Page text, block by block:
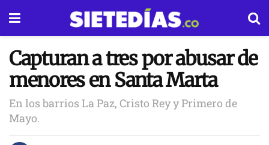
Capturan a tres por abusar de
menores en Santa Marta
En los barrios La Paz, Cristo Rey y Primero de
Mayo.